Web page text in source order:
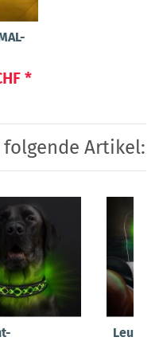
*
Artikel: